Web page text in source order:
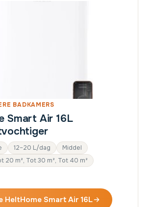
BADKAMERS
Smart Air 16L
12–20 L/dag
Middel
20 m², Tot 30 m², Tot 40 m²
HeltHome Smart Air 16L